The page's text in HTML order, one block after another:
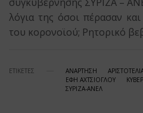
λόγια της όσοι πέρασαν
του κορονοϊού; Ρητορικό
ΕΤΙΚΕΤΕΣ ΑΝΑΡΤΗΣΗ
ΕΦΗ ΑΧΤΣΙΟΓΛΟΥ
ΣΥΡΙΖΑ-ΑΝΕΛ